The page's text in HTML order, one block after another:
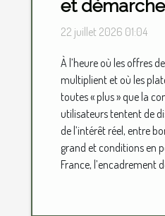
et
d’inscription,
ajoutée ?
22 juillet 2026 01:04
À l’heure où les offres
multiplient et où les
toutes « plus » que la
utilisateurs tentent de
de l’intérêt réel, entre
grand et conditions en
France, l’encadrement